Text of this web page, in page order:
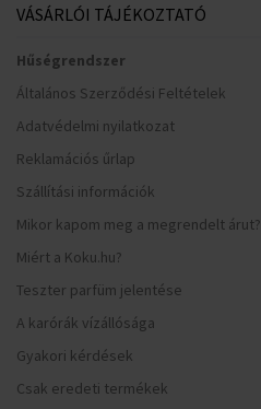
VÁSÁRLÓI TÁJÉKOZTATÓ
Hűségrendszer
Általános Szerződési Feltételek
Adatvédelmi nyilatkozat
Reklamációs űrlap
Szállítási információk
Mikor kapom meg a megrendelt árut?
Miért a Koku.hu?
Teszter parfüm jelentése
A karórák vízállósága
Gyakori kérdések
Csak eredeti termékek